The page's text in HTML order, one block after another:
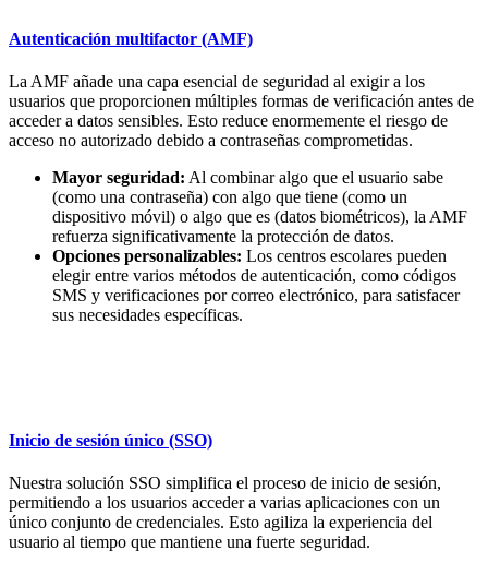
Autenticación multifactor (AMF)
La AMF añade una capa esencial de seguridad al exigir a los
usuarios que proporcionen múltiples formas de verificación antes de
acceder a datos sensibles. Esto reduce enormemente el riesgo de
acceso no autorizado debido a contraseñas comprometidas.
Mayor seguridad: Al combinar algo que el usuario sabe
(como una contraseña) con algo que tiene (como un
dispositivo móvil) o algo que es (datos biométricos), la AMF
refuerza significativamente la protección de datos.
Opciones personalizables: Los centros escolares pueden
elegir entre varios métodos de autenticación, como códigos
SMS y verificaciones por correo electrónico, para satisfacer
sus necesidades específicas.
Inicio de sesión único (SSO)
Nuestra solución SSO simplifica el proceso de inicio de sesión,
permitiendo a los usuarios acceder a varias aplicaciones con un
único conjunto de credenciales. Esto agiliza la experiencia del
usuario al tiempo que mantiene una fuerte seguridad.